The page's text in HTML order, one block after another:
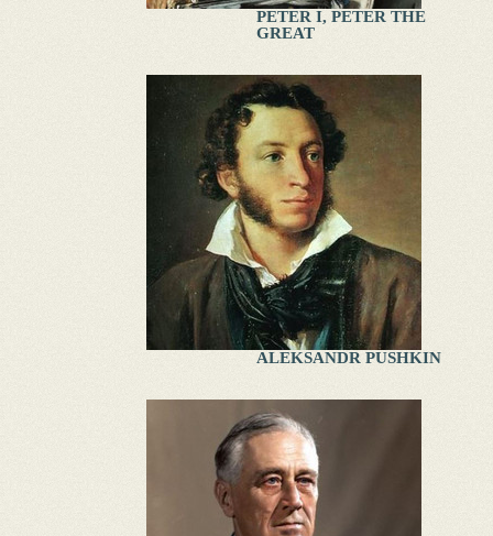
PETER I, PETER THE
GREAT
ALEKSANDR PUSHKIN